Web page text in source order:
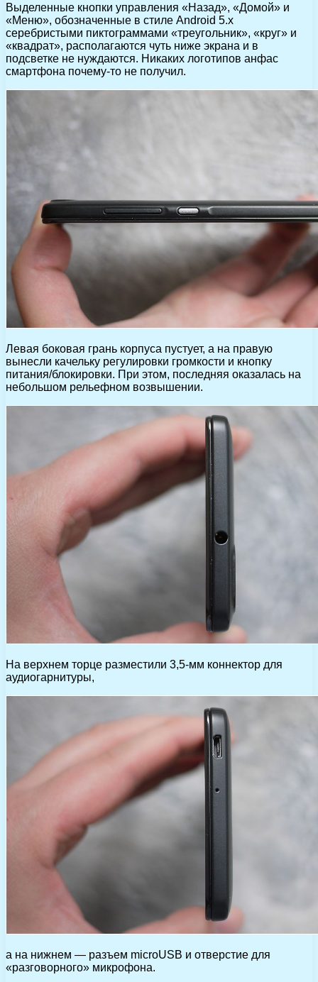
Выделенные кнопки управления «Назад», «Домой» и
«Меню», обозначенные в стиле Android 5.x
серебристыми пиктограммами «треугольник», «круг» и
«квадрат», располагаются чуть ниже экрана и в
подсветке не нуждаются. Никаких логотипов анфас
смартфона почему-то не получил.
Левая боковая грань корпуса пустует, а на правую
вынесли качельку регулировки громкости и кнопку
питания/блокировки. При этом, последняя оказалась на
небольшом рельефном возвышении.
На верхнем торце разместили 3,5-мм коннектор для
аудиогарнитуры,
а на нижнем — разъем microUSB и отверстие для
«разговорного» микрофона.